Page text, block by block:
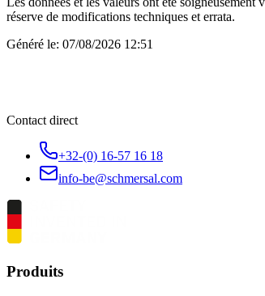
réserve de modifications techniques et errata.
Généré le: 07/08/2026 12:51
Contact direct
+32-(0) 16-57 16 18
info-be@schmersal.com
Produits